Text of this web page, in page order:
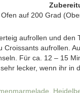
auf 200 Grad
aufrollen und den
Croissants aufrollen.
Für ca. 12 – 15
lecker, wenn ihr in